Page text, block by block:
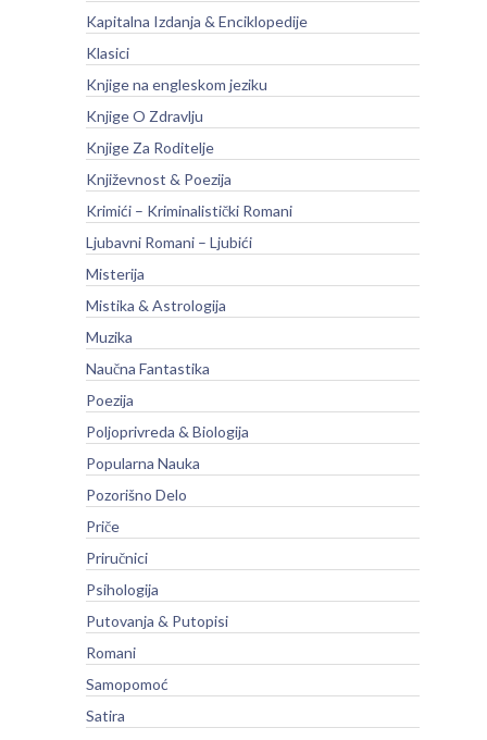
Kapitalna Izdanja & Enciklopedije
Klasici
Knjige na engleskom jeziku
Knjige O Zdravlju
Knjige Za Roditelje
Književnost & Poezija
Krimići – Kriminalistički Romani
Ljubavni Romani – Ljubići
Misterija
Mistika & Astrologija
Muzika
Naučna Fantastika
Poezija
Poljoprivreda & Biologija
Popularna Nauka
Pozorišno Delo
Priče
Priručnici
Psihologija
Putovanja & Putopisi
Romani
Samopomoć
Satira